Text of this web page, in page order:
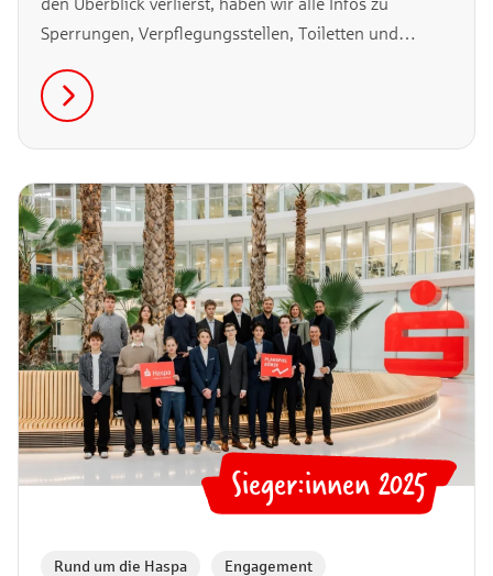
Sperrungen, Verpflegungsstellen, Toiletten und
Sieger:innen 2025
🏅
Rund um die Haspa Engagement